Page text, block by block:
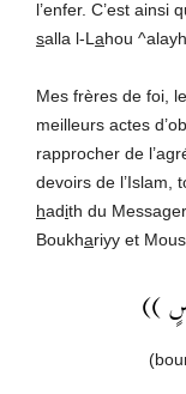
l’enfer. C’est ainsi
salla l-L ahou
Mes frères de foi,
meilleurs actes
rapprocher de
devoirs de l’Islam,
hadith du
Boukhariyy et
))